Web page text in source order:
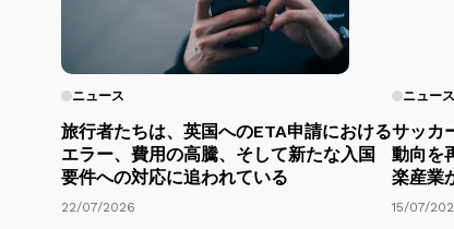
ニュース
旅行者たちは、英国へのETA申請における
エラー、費用の高騰、そして新たな入国
要件への対応に追われている
22/07/2026
ニュース
サッカ
動向を
楽産業
15/07/